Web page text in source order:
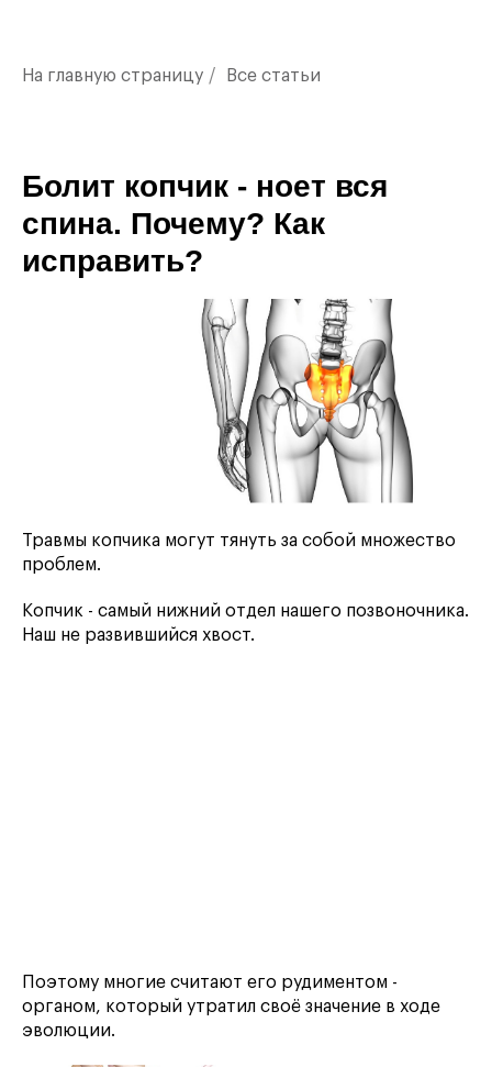
На главную страницу / Все статьи
Болит копчик - ноет вся
спина. Почему? Как
исправить?
Травмы копчика могут тянуть за собой множество
проблем.
Копчик - самый нижний отдел нашего позвоночника.
Наш не развившийся хвост.
Поэтому многие считают его рудиментом -
органом, который утратил своё значение в ходе
эволюции.